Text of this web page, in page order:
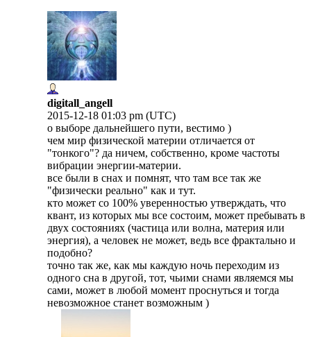
digitall_angell
2015-12-18 01:03 pm (UTC)
о выборе дальнейшего пути, вестимо )
чем мир физической материи отличается от
"тонкого"? да ничем, собственно, кроме частоты
вибрации энергии-материи.
все были в снах и помнят, что там все так же
"физически реально" как и тут.
кто может со 100% уверенностью утверждать, что
квант, из которых мы все состоим, может пребывать в
двух состояниях (частица или волна, материя или
энергия), а человек не может, ведь все фрактально и
подобно?
точно так же, как мы каждую ночь переходим из
одного сна в другой, тот, чьими снами являемся мы
сами, может в любой момент проснуться и тогда
невозможное станет возможным )